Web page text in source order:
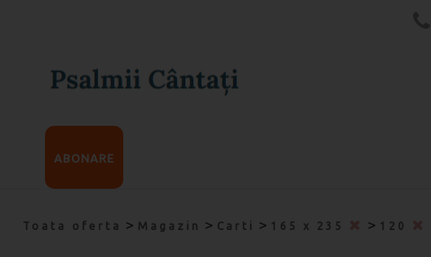
ABONARE
Toata oferta > Magazin > Carti > 165 x 235 > 120